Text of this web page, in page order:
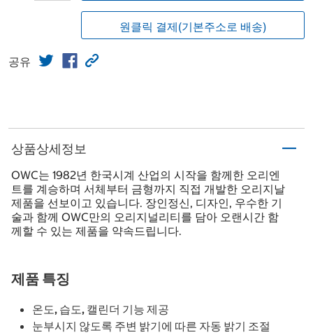
원클릭 결제(기본주소로 배송)
공유
상품상세정보
OWC는 1982년 한국시계 산업의 시작을 함께한 오리엔
트를 계승하며 서체부터 금형까지 직접 개발한 오리지날
제품을 선보이고 있습니다. 장인정신, 디자인, 우수한 기
술과 함께 OWC만의 오리지널리티를 담아 오랜시간 함
께할 수 있는 제품을 약속드립니다.
제품 특징
온도, 습도, 캘린더 기능 제공
눈부시지 않도록 주변 밝기에 따른 자동 밝기 조절